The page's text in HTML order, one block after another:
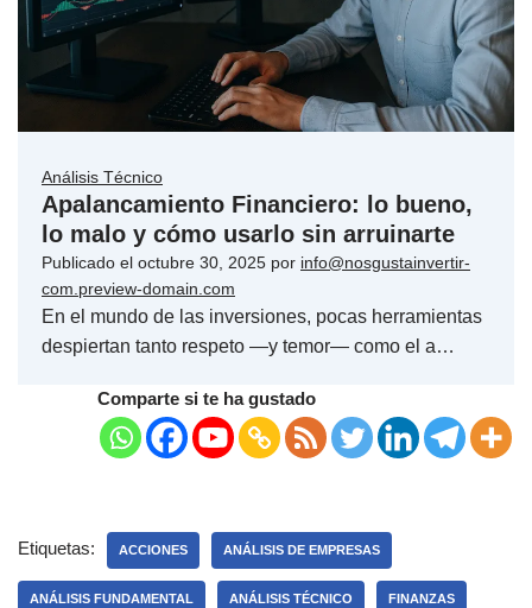
Análisis Técnico
Apalancamiento Financiero: lo bueno,
lo malo y cómo usarlo sin arruinarte
Publicado el octubre 30, 2025 por info@nosgustainvertir-
com.preview-domain.com
En el mundo de las inversiones, pocas herramientas
despiertan tanto respeto —y temor— como el a…
Comparte si te ha gustado
Etiquetas: ACCIONES ANÁLISIS DE EMPRESAS
ANÁLISIS FUNDAMENTAL ANÁLISIS TÉCNICO FINANZAS